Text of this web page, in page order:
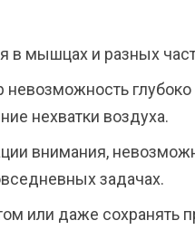
в мышцах и разных
глубоко
нехватки воздуха.
внимания,
задачах.
или даже сохранять